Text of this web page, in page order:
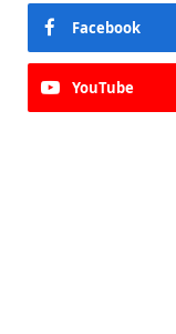
Facebook
YouTube